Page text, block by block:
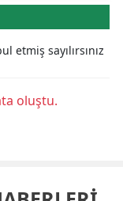
etmiş sayılırsınız
oluştu.